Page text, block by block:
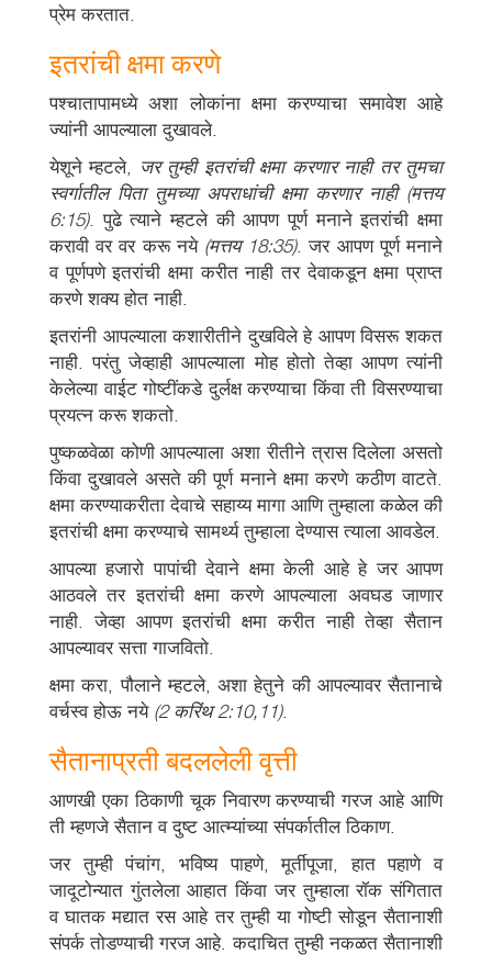
प्रेम करतात.
इतरांची क्षमा करणे
पश्चातापामध्ये अशा लोकांना क्षमा करण्याचा समावेश आहे
ज्यांनी आपल्याला दुखावले.
येशूने म्हटले,
जर तुम्ही इतरांची क्षमा करणार नाही तर तुमचा
स्वर्गातील पिता तुमच्या अपराधांची क्षमा करणार नाही (मत्तय
6:15). पुढे त्याने म्हटले की आपण पूर्ण मनाने इतरांची क्षमा
करावी वर वर करू नये (मत्तय 18:35). जर आपण पूर्ण मनाने
व पूर्णपणे इतरांची क्षमा करीत नाही तर देवाकडून क्षमा प्राप्त
करणे शक्य होत नाही.
इतरांनी आपल्याला कशारीतीने दुखविले हे आपण विसरू शकत
नाही. परंतु जेव्हाही आपल्याला मोह होतो तेव्हा आपण त्यांनी
केलेल्या वाईट गोष्टींकडे दुर्लक्ष करण्याचा किंवा ती विसरण्याचा
प्रयत्न करू शकतो.
पुष्कळवेळा कोणी आपल्याला अशा रीतीने त्रास दिलेला असतो
किंवा दुखावले असते की पूर्ण मनाने क्षमा करणे कठीण वाटते.
क्षमा करण्याकरीता देवाचे सहाय्य मागा आणि तुम्हाला कळेल की
इतरांची क्षमा करण्याचे सामर्थ्य तुम्हाला देण्यास त्याला आवडेल.
आपल्या हजारो पापांची देवाने क्षमा केली आहे हे जर आपण
आठवले तर इतरांची क्षमा करणे आपल्याला अवघड जाणार
नाही. जेव्हा आपण इतरांची क्षमा करीत नाही तेव्हा सैतान
आपल्यावर सत्ता गाजवितो.
क्षमा करा, पौलाने म्हटले, अशा हेतुने की आपल्यावर सैतानाचे
वर्चस्व होऊ नये (2 करिंथ 2:10,11).
सैतानाप्रती बदललेली वृत्ती
आणखी एका ठिकाणी चूक निवारण करण्याची गरज आहे आणि
ती म्हणजे सैतान व दुष्ट आत्म्यांच्या संपर्कातील ठिकाण.
जर तुम्ही पंचांग, भविष्य पाहणे, मूर्तीपूजा, हात पहाणे व
जादूटोन्यात गुंतलेला आहात किंवा जर तुम्हाला रॉक संगितात
व घातक मद्यात रस आहे तर तुम्ही या गोष्टी सोडून सैतानाशी
संपर्क तोडण्याची गरज आहे. कदाचित तुम्ही नकळत सैतानाशी